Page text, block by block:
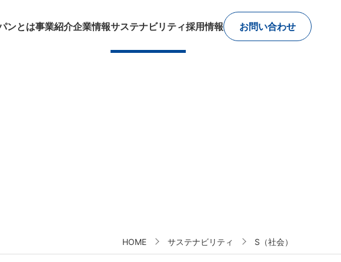
ンとは事業紹介企業情報サステナビリティ採用情報 お問い合わせ
HOME サステナビリティ S（社会）